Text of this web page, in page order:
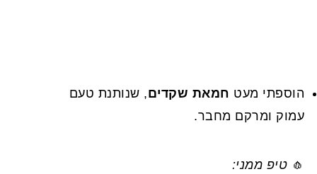
הוספתי מעט חמאת שקדים, שנותנת טעם
עמוק ומרקם מחבר.
🧄 טיפ ממני: